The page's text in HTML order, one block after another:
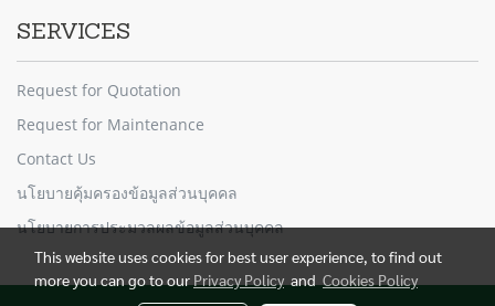
SERVICES
Request for Quotation
Request for Maintenance
Contact Us
นโยบายคุ้มครองข้อมูลส่วนบุคคล
นโยบายการประมวลผลข้อมูลส่วนบุคคล
This website uses cookies for best user experience, to find out
more you can go to our Privacy Policy and Cookies Policy